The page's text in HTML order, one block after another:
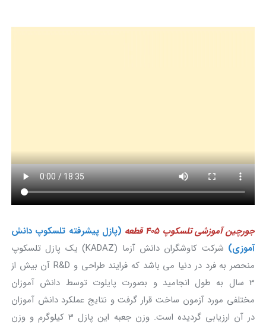
جورچین آموزشی تلسکوپ 405 قطعه
(پازل پیشرفته تلسکوپ دانش
آموزی)
شرکت کاوشگران دانش آزما (KADAZ) یک پازل تلسکوپ
منحصر به فرد در دنیا می باشد که فرایند طراحی و R&D آن بیش از
3 سال به طول انجامید و بصورت پایلوت توسط دانش آموزان
مختلفی مورد آزمون ساخت قرار گرفت و نتایج عملکرد دانش آموزان
در آن ارزیابی گردیده است. وزن جعبه این پازل 3 کیلوگرم و وزن